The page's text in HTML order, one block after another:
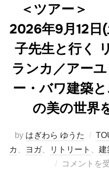
＜ツアー＞
2026年9月12
子先生と行く
ランカ／アー
ー・バワ建築
の美の世界
by はぎわら ゆうた
カ
ヨガ、 リトリート 建
コメントを